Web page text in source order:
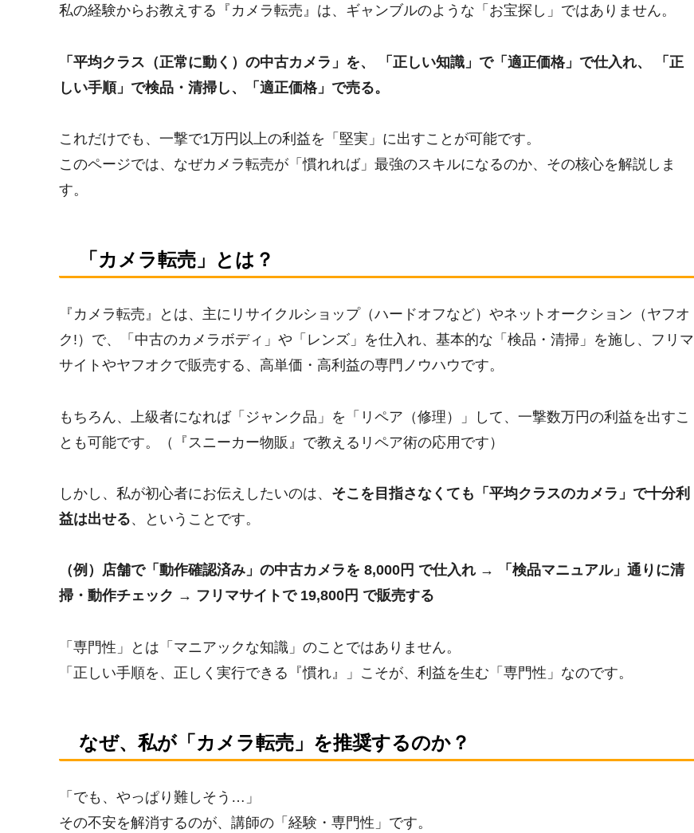
私の経験からお教えする『カメラ転売』は、ギャンブルのような「お宝探し」ではありません。
「平均クラス（正常に動く）の中古カメラ」を、 「正しい知識」で「適正価格」で仕入れ、 「正
しい手順」で検品・清掃し、「適正価格」で売る。
これだけでも、一撃で1万円以上の利益を「堅実」に出すことが可能です。
このページでは、なぜカメラ転売が「慣れれば」最強のスキルになるのか、その核心を解説しま
す。
「カメラ転売」とは？
『カメラ転売』とは、主にリサイクルショップ（ハードオフなど）やネットオークション（ヤフオ
ク!）で、「中古のカメラボディ」や「レンズ」を仕入れ、基本的な「検品・清掃」を施し、フリマ
サイトやヤフオクで販売する、高単価・高利益の専門ノウハウです。
もちろん、上級者になれば「ジャンク品」を「リペア（修理）」して、一撃数万円の利益を出すこ
とも可能です。（『スニーカー物販』で教えるリペア術の応用です）
しかし、私が初心者にお伝えしたいのは、 そこを目指さなくても「平均クラスのカメラ」で十分利
益は出せる、ということです。
（例）店舗で「動作確認済み」の中古カメラを 8,000円 で仕入れ → 「検品マニュアル」通りに清
掃・動作チェック → フリマサイトで 19,800円 で販売する
「専門性」とは「マニアックな知識」のことではありません。
「正しい手順を、正しく実行できる『慣れ』」こそが、利益を生む「専門性」なのです。
なぜ、私が「カメラ転売」を推奨するのか？
「でも、やっぱり難しそう…」
その不安を解消するのが、講師の「経験・専門性」です。